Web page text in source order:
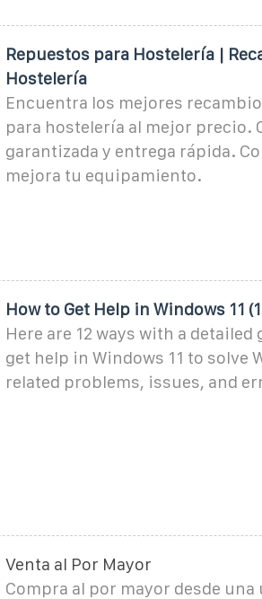
Repuestos para Hostelería |
Hostelería
Encuentra los mejores
para hostelería al mejor precio.
garantizada y entrega rápida.
mejora tu equipamiento.
How to Get Help in Windows 11
Here are 12 ways with a detailed
get help in Windows 11 to solve
related problems, issues, and
Venta al Por Mayor
Compra al por mayor desde